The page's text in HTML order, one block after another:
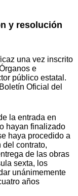
y resolución
una vez inscrito
e
público estatal.
Oficial del
la entrada en
hayan finalizado
haya procedido a
del contrato,
de las obras
sexta, los
unánimemente
años